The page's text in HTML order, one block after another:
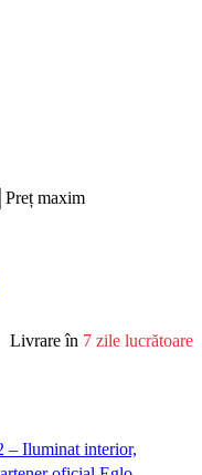
Preț maxim
Livrare în 7 zile lucrătoare